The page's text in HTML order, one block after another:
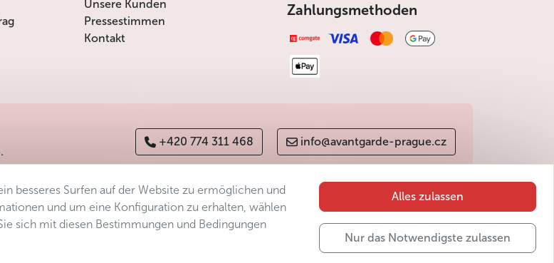
Unsere Kunden
Pressestimmen
Kontakt
Zahlungsmethoden
+420 774 311 468 info@avantgarde-prague.cz
Manage consent Sitemap
besseres Surfen auf der Website zu ermöglichen und
und um eine Konfiguration zu erhalten, wählen
sich mit diesen Bestimmungen und Bedingungen
Alles zulassen
Nur das Notwendigste zulassen